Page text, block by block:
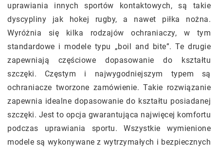
uprawiania innych sportów kontaktowych, są takie
dyscypliny jak hokej rugby, a nawet piłka nożna.
Wyróżnia się kilka rodzajów ochraniaczy, w tym
standardowe i modele typu „boil and bite”. Te drugie
zapewniają częściowe dopasowanie do kształtu
szczęki. Częstym i najwygodniejszym typem są
ochraniacze tworzone zamówienie. Takie rozwiązanie
zapewnia idealne dopasowanie do kształtu posiadanej
szczęki. Jest to opcja gwarantująca najwięcej komfortu
podczas uprawiania sportu. Wszystkie wymienione
modele są wykonywane z wytrzymałych i bezpiecznych